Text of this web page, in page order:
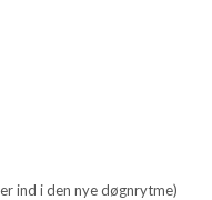
ind i den nye døgnrytme)